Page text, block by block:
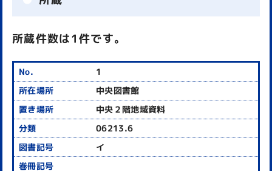
所蔵件数は1件です。
1
中央図書館
中央２階地域資料
06213.6
イ